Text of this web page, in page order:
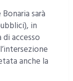
sarà
in
accesso
anche la